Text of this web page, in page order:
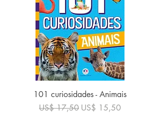
101 curiosidades - Animais
Preço normal
US$ 17,50 Preço promocional
US$ 15,50